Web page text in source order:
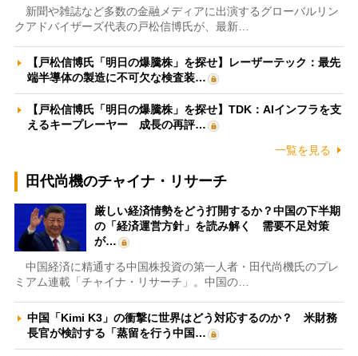
新聞や雑誌など多数の金融メディアに出演するグローバルリン
クアドバイザーズ代表の戸松信博氏が、最新…
【戸松信博氏「明日の爆騰株」を探せ】レーザーテック：最先
端半導体の製造に不可欠な検査装…
【戸松信博氏「明日の爆騰株」を探せ】TDK：AIインフラを支
えるキープレーヤー 成長の再評…
一覧を見る
田代尚機のチャイナ・リサーチ
厳しい経済情勢をどう打開するか？中国の下半期
の「経済運営方針」を読み解く 需要不足対策
が…
中国経済に精通する中国株投資の第一人者・田代尚機氏のプレ
ミアム連載「チャイナ・リサーチ」。中国の…
中国「Kimi K3」の衝撃に世界はどう対応するのか？ 米財務
長官が検討する「蒸留を行う中国…